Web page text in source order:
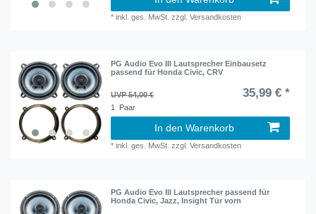
*inkl. ges. MwSt. zzgl.Versandkosten
PG Audio Evo III Lautsprecher Einbausetz
passend für Honda Civic, CRV
UVP 54,00 € 35,99 € *
1 Paar
In den Warenkorb
*inkl. ges. MwSt. zzgl.Versandkosten
PG Audio Evo III Lautsprecher passend für
Honda Civic, Jazz, Insight Tür vorn